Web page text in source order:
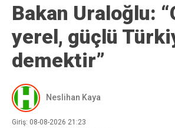
Bakan Uraloğlu:
yerel, güçlü
demektir”
Neslihan Kaya
Giriş: 08-08-2026 21:23